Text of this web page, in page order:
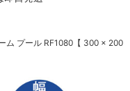
ム プール RF1080【 300 × 200